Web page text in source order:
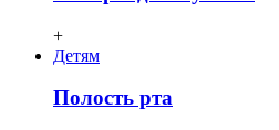
+
Детям
Полость рта